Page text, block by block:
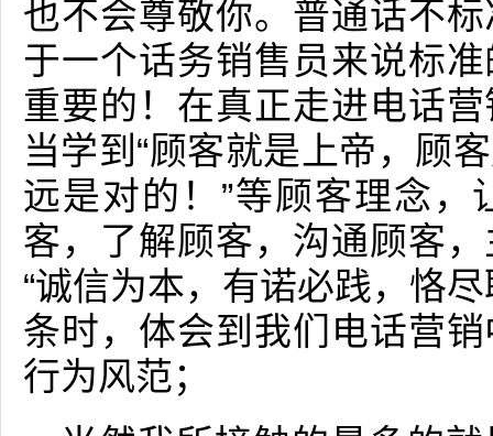
也不会尊敬你。普通话不
于一个话务销售员来说标
重要的！在真正走进电话
当学到“顾客就是上帝，顾
远是对的！”等顾客理念
客，了解顾客，沟通顾客
“诚信为本，有诺必践，恪
条时，体会到我们电话营
行为风范；